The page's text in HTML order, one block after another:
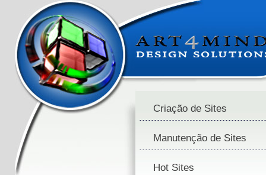
Criação de Sites
Manutenção de Sites
Hot Sites